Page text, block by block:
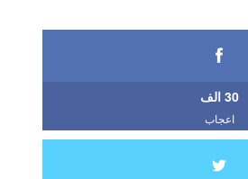
30 الف
اعجاب